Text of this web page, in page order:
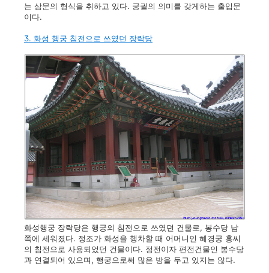
는 삼문의 형식을 취하고 있다. 궁궐의 의미를 갖게하는 출입문
이다.
3. 화성 행궁 침전으로 쓰였던 장락당
화성행궁 장락당은 행궁의 침전으로 쓰였던 건물로, 봉수당 남
쪽에 세워졌다. 정조가 화성을 행차할 때 어머니인 혜경궁 홍씨
의 침전으로 사용되었던 건물이다. 정전이자 편전건물인 봉수당
과 연결되어 있으며, 행궁으로써 많은 방을 두고 있지는 않다.